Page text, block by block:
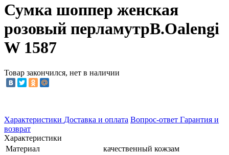
Сумка шоппер женская
розовый перламутрB.Oalengi
W 1587
Товар закончился, нет в наличии
Характеристики Доставка и оплата Вопрос-ответ Гарантия и
возврат
Характеристики
Материал
качественный кожзам